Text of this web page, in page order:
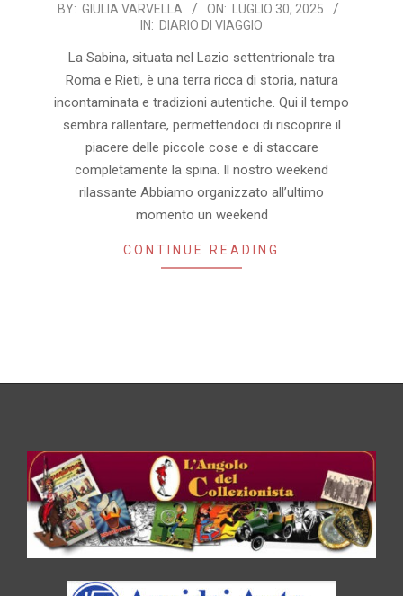
2025-
BY: GIULIA VARVELLA ON:
LUGLIO 30, 2025
IN: DIARIO DI VIAGGIO
La Sabina, situata nel Lazio settentrionale tra
Roma e Rieti, è una terra ricca di storia, natura
incontaminata e tradizioni autentiche. Qui il tempo
sembra rallentare, permettendoci di riscoprire il
piacere delle piccole cose e di staccare
completamente la spina. Il nostro weekend
rilassante Abbiamo organizzato all’ultimo
momento un weekend
CONTINUE READING